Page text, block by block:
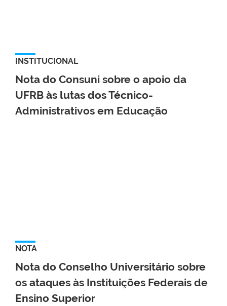
INSTITUCIONAL
Nota do Consuni sobre o apoio da
UFRB às lutas dos Técnico-
Administrativos em Educação
NOTA
Nota do Conselho Universitário sobre
os ataques às Instituições Federais de
Ensino Superior